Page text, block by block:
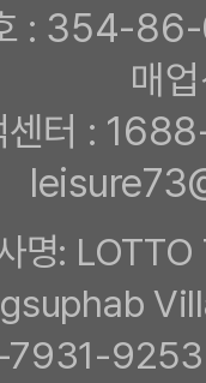
: 354-
매
센터 :
사명:
7931-9253